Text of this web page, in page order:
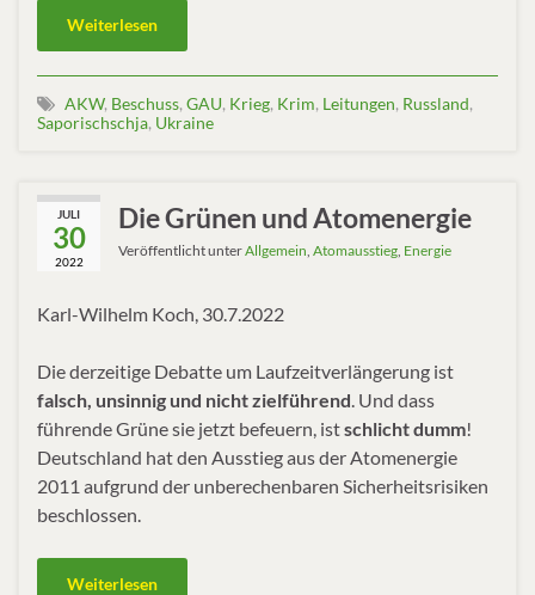
Weiterlesen
AKW, Beschuss, GAU, Krieg, Krim, Leitungen, Russland,
Saporischschja, Ukraine
JULI
30
2022
Die Grünen und Atomenergie
Veröffentlicht unterAllgemein Atomausstieg Energie
Karl-Wilhelm Koch, 30.7.2022
Die derzeitige Debatte um Laufzeitverlängerung ist
falsch, unsinnig und nicht zielführend. Und dass
führende Grüne sie jetzt befeuern, istschlicht dumm!
Deutschland hat den Ausstieg aus der Atomenergie
2011 aufgrund der unberechenbaren Sicherheitsrisiken
beschlossen.
Weiterlesen